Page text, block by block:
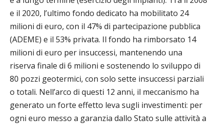
e il 2020, l’ultimo fondo dedicato ha mobilitato 24
milioni di euro, con il 47% di partecipazione pubblica
(ADEME) e il 53% privata. Il fondo ha rimborsato 14
milioni di euro per insuccessi, mantenendo una
riserva finale di 6 milioni e sostenendo lo sviluppo di
80 pozzi geotermici, con solo sette insuccessi parziali
o totali. Nell’arco di questi 12 anni, il meccanismo ha
generato un forte effetto leva sugli investimenti: per
ogni euro messo a garanzia dallo Stato sulle attività a